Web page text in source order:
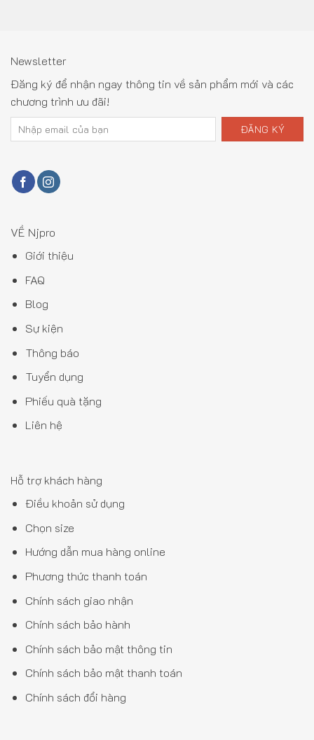
Newsletter
Đăng ký để nhận ngay thông tin về sản phẩm mới và các
chương trình ưu đãi!
VỀ Njpro
Giới thiệu
FAQ
Blog
Sự kiện
Thông báo
Tuyển dụng
Phiếu quà tặng
Liên hệ
Hỗ trợ khách hàng
Điều khoản sử dụng
Chọn size
Hướng dẫn mua hàng online
Phương thức thanh toán
Chính sách giao nhận
Chính sách bảo hành
Chính sách bảo mật thông tin
Chính sách bảo mật thanh toán
Chính sách đổi hàng